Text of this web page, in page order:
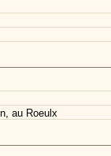
au Roeulx